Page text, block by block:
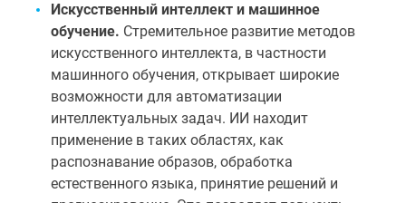
Искусственный интеллект и машинное
обучение. Стремительное развитие методов
искусственного интеллекта, в частности
машинного обучения, открывает широкие
возможности для автоматизации
интеллектуальных задач. ИИ находит
применение в таких областях, как
распознавание образов, обработка
естественного языка, принятие решений и